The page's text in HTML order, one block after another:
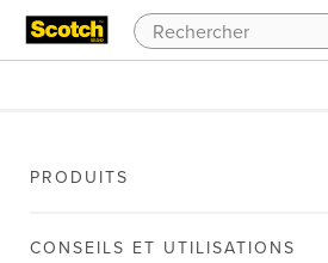
PRODUITS
CONSEILS ET UTILISATIONS